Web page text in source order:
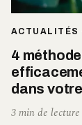
ACTUALITÉS
4
dans
3 min de lecture